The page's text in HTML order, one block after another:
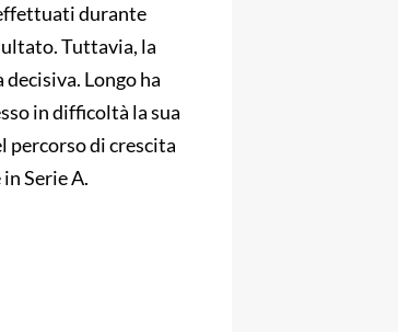
durante
Tuttavia, la
Longo ha
in difficoltà la sua
percorso di crescita
Serie A.